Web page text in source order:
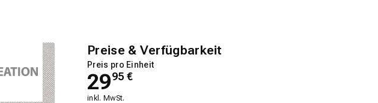
Preise & Verfügbarkeit
Preis pro Einheit
2995 €
inkl. MwSt.